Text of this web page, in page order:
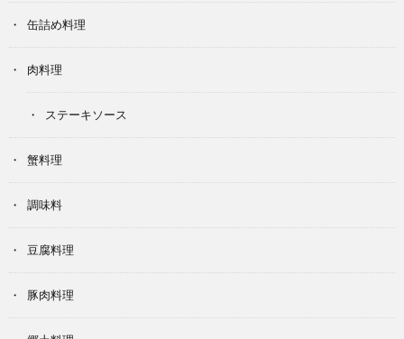
缶詰め料理
肉料理
ステーキソース
蟹料理
調味料
豆腐料理
豚肉料理